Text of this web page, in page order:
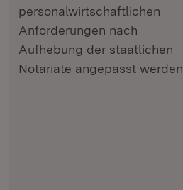
personalwirtschaftlichen
Anforderungen nach
Aufhebung der staatlichen
Notariate angepasst werden.